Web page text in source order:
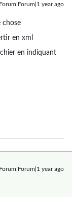
Forum|Forum|1 year ago
chose
en xml
en indiquant
Forum|Forum|1 year ago